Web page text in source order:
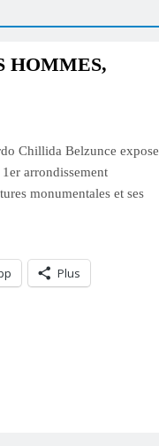
HOMMES,
Chillida Belzunce expose
arrondissement
monumentales et ses
Plus